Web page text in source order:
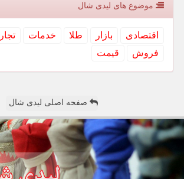
موضوع های لیدی شال
اقتصادی بازار طلا خدمات
فروش
قیمت
صفحه اصلی لیدی شال